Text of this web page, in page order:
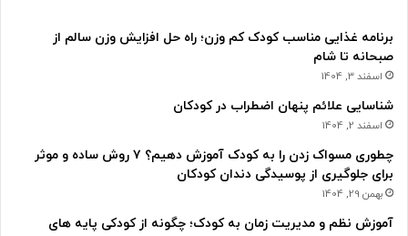
برنامه غذایی مناسب کودک کم وزن؛ راه حل افزایش وزن سالم از
صبحانه تا شام
اسفند 3, 1404
شناسایی علائم پنهان اضطراب در کودکان
اسفند 2, 1404
چطوری مسواک زدن را به کودک آموزش دهیم؟ ۷ روش ساده و موثر
برای جلوگیری از پوسیدگی دندان کودکان
بهمن 29, 1404
آموزش نظم و مدیریت زمان به کودک؛ چگونه از کودکی پایه های